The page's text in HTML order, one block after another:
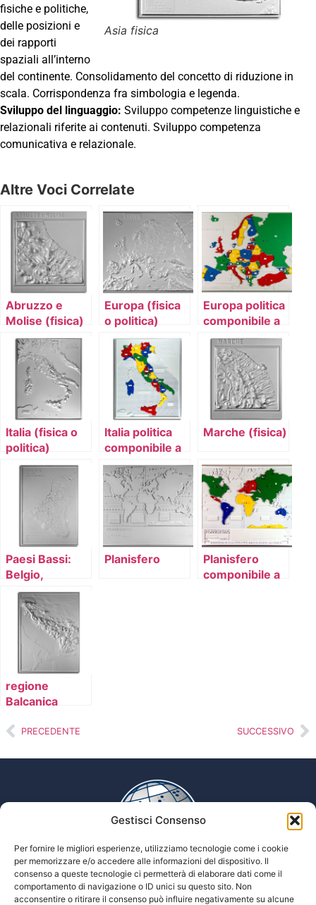
Gestisci Consenso
Per fornire le migliori esperienze, utilizziamo tecnologie come i cookie
per memorizzare e/o accedere alle informazioni del dispositivo. Il
consenso a queste tecnologie ci permetterà di elaborare dati come il
comportamento di navigazione o ID unici su questo sito. Non
acconsentire o ritirare il consenso può influire negativamente su alcune
Asia fisica
fisiche e politiche,
delle posizioni e
dei rapporti
spaziali all’interno
del continente. Consolidamento del concetto di riduzione in
scala. Corrispondenza fra simbologia e legenda.
Sviluppo del linguaggio: Sviluppo competenze linguistiche e
relazionali riferite ai contenuti. Sviluppo competenza
comunicativa e relazionale.
Altre Voci Correlate
Abruzzo e
Molise (fisica)
Europa (fisica
o politica)
Europa politica
componibile a
colori
Italia (fisica o
politica)
Italia politica
componibile a
colori
Marche (fisica)
Paesi Bassi:
Belgio,
Lussemburgo
e Olanda
(fisica)
Planisfero
Planisfero
componibile a
regione
Balcanica
PRECEDENTE SUCCESSIVO
Enciclopedia multimediale delle scienze Tiflologiche